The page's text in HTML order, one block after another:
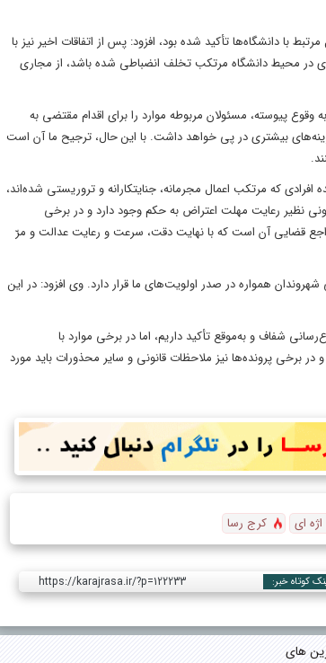
با دانشگاه‌ها تأکید شده بود، افزود: پس از اتفاقات اخیر نیز با
در محیط دانشگاه مرتکب تخلف انضباطی شده باشد، از مجاری
پیوسته، مسئولان مربوطه موارد را برای اقدام مقتضی به
بیشتری در پی خواهد داشت. با این حال، ترجیح ما آن است
که مرتکب اعمال مجرمانه، جنایتکارانه و تروریستی شده‌اند،
نظیر رعایت مهلت اعتراض به حکم وجود دارد و در برخی
قضایی آن است که با نهایت دقت، سرعت و رعایت عدالت و مرّ
همواره در صدر اولویت‌های ما قرار دارد. وی افزود: در این
شفاف و به‌موقع تأکید داریم، اما در برخی موارد با
در برخی پرونده‌ها نیز ملاحظات قانونی و سایر محذورات باید مورد
ای کرج رسا
کوتاه خبر: https://karajrasa.ir/?p=122233
های